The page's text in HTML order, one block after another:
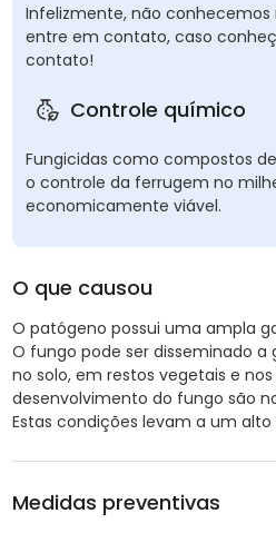
Infelizmente, não
entre em contato, caso
contato!
Controle químico
Fungicidas como compostos
o controle da ferrugem no
economicamente viável.
O que causou
O patógeno possui uma ampla
O fungo pode ser disseminado a
no solo, em restos vegetais e
desenvolvimento do fungo são
Estas condições levam a um
Medidas preventivas